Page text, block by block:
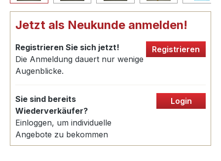
Jetzt als Neukunde anmelden!
Registrieren Sie sich jetzt!
Die Anmeldung dauert nur wenige
Augenblicke.
Registrieren
Sie sind bereits
Wiederverkäufer?
Einloggen, um individuelle
Angebote zu bekommen
Login